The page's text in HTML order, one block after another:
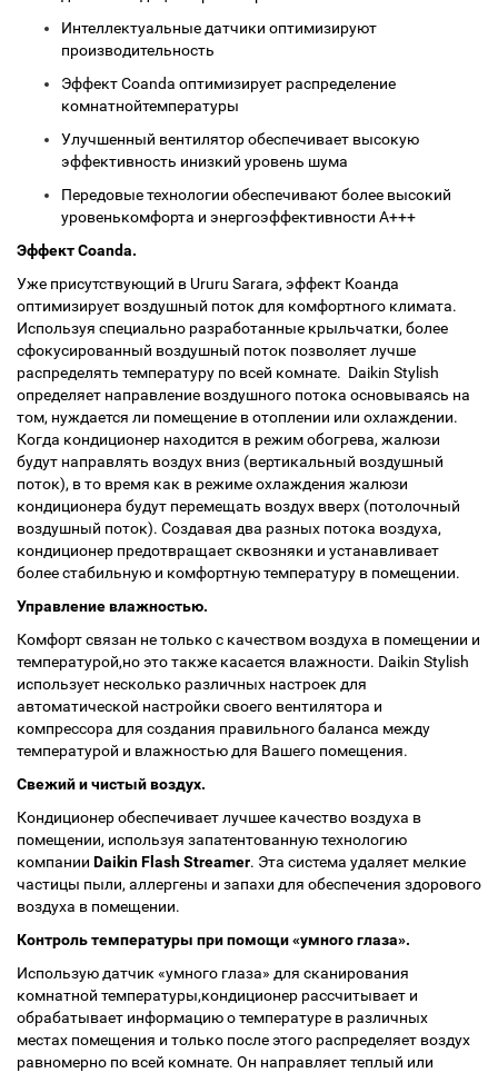
Интеллектуальные датчики оптимизируют
производительность
Эффект Coanda оптимизирует распределение
комнатнойтемпературы
Улучшенный вентилятор обеспечивает высокую
эффективность инизкий уровень шума
Передовые технологии обеспечивают более высокий
уровенькомфорта и энергоэффективности А+++
Эффект Coanda.
Уже присутствующий в Ururu Sarara, эффект Коанда
оптимизирует воздушный поток для комфортного климата.
Используя специально разработанные крыльчатки, более
сфокусированный воздушный поток позволяет лучше
распределять температуру по всей комнате. Daikin Stylish
определяет направление воздушного потока основываясь на
том, нуждается ли помещение в отоплении или охлаждении.
Когда кондиционер находится в режим обогрева, жалюзи
будут направлять воздух вниз (вертикальный воздушный
поток), в то время как в режиме охлаждения жалюзи
кондиционера будут перемещать воздух вверх (потолочный
воздушный поток). Создавая два разных потока воздуха,
кондиционер предотвращает сквозняки и устанавливает
более стабильную и комфортную температуру в помещении.
Управление влажностью.
Комфорт связан не только с качеством воздуха в помещении и
температурой,но это также касается влажности. Daikin Stylish
использует несколько различных настроек для
автоматической настройки своего вентилятора и
компрессора для создания правильного баланса между
температурой и влажностью для Вашего помещения.
Свежий и чистый воздух.
Кондиционер обеспечивает лучшее качество воздуха в
помещении, используя запатентованную технологию
компании Daikin Flash Streamer. Эта система удаляет мелкие
частицы пыли, аллергены и запахи для обеспечения здорового
воздуха в помещении.
Контроль температуры при помощи «умного глаза».
Использую датчик «умного глаза» для сканирования
комнатной температуры,кондиционер рассчитывает и
обрабатывает информацию о температуре в различных
местах помещения и только после этого распределяет воздух
равномерно по всей комнате. Он направляет теплый или